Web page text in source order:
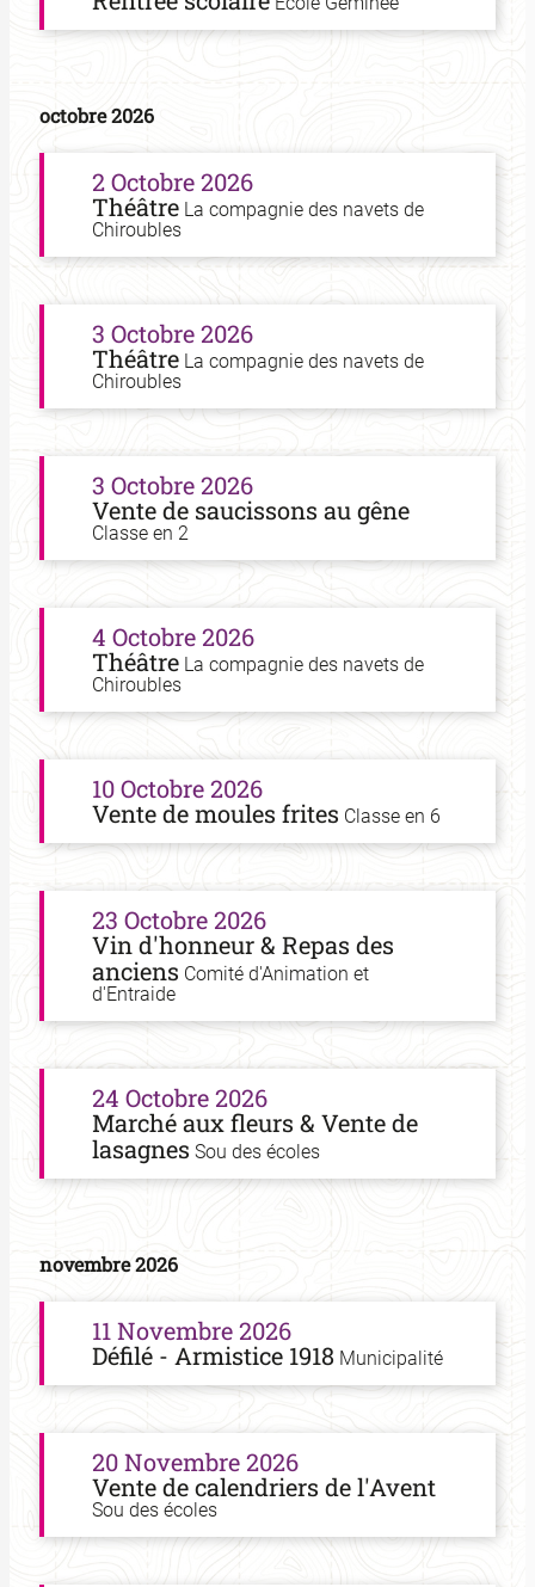
octobre 2026
2 Octobre 2026
Théâtre La compagnie des navets de
Chiroubles
3 Octobre 2026
Théâtre La compagnie des navets de
Chiroubles
3 Octobre 2026
Vente de saucissons au gêne
Classe en 2
4 Octobre 2026
Théâtre La compagnie des navets de
Chiroubles
10 Octobre 2026
Vente de moules frites Classe en 6
23 Octobre 2026
Vin d'honneur & Repas des
anciens Comité d'Animation et
d'Entraide
24 Octobre 2026
Marché aux fleurs & Vente de
lasagnes Sou des écoles
novembre 2026
11 Novembre 2026
Défilé - Armistice 1918 Municipalité
20 Novembre 2026
Vente de calendriers de l'Avent
Sou des écoles